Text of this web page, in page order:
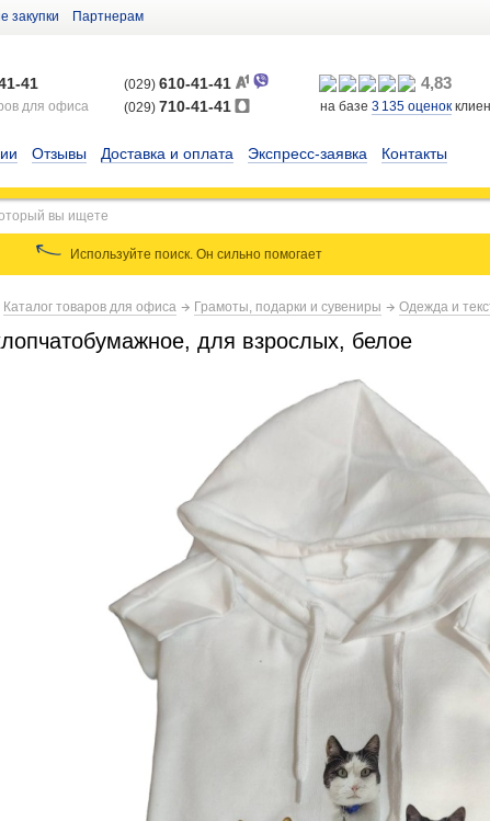
закупки Партнерам
41
для офиса
(029) 610-41-41
(029) 710-41-41
4,83
на базе 3 135 оценок
Отзывы Доставка и оплата Экспресс-заявка Контакты
Используйте поиск. Он сильнопомогает
Каталог товаров для офиса Грамоты, подарки и сувениры Одежда и
для взрослых, белое